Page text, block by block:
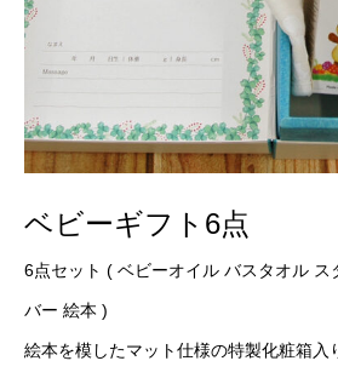
ベビーギフト6点
6点セット ( ベビーオイル バスタオル ス
バー 絵本 )
絵本を模したマット仕様の特製化粧箱入